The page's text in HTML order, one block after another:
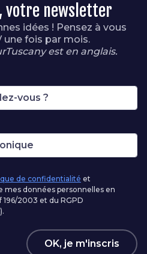
votre newsletter
idées ! Pensez à vous
une fois par mois.
est en anglais.
de confidentialité et
mes données personnelles en
2003 et du RGPD
OK, je m'inscris